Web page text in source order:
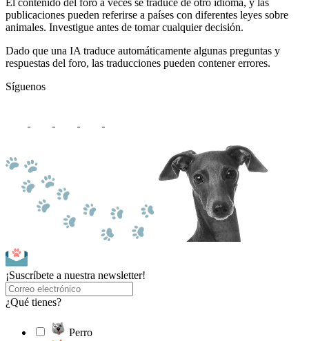
El contenido del foro a veces se traduce de otro idioma, y ​​las
publicaciones pueden referirse a países con diferentes leyes sobre
animales. Investigue antes de tomar cualquier decisión.
Dado que una IA traduce automáticamente algunas preguntas y
respuestas del foro, las traducciones pueden contener errores.
Síguenos
¡Suscríbete a nuestra newsletter!
¿Qué tienes?
Perro